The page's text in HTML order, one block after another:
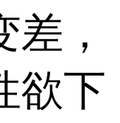
，
欲下